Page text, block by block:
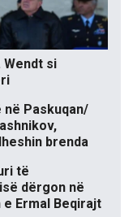
Wendt si
në Paskuqan/
brenda
të
dërgon në
Ermal Beqirajt